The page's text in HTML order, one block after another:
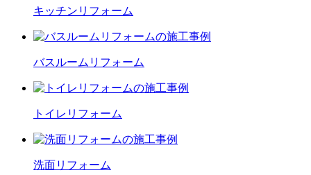
キッチン リフォーム
バスルーム リフォーム
トイレ リフォーム
洗面リフォーム